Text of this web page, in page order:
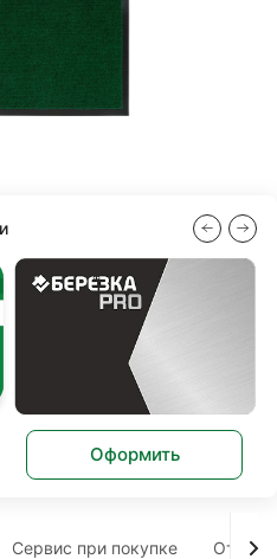
Оформить
Сервис при покупке Отзывы